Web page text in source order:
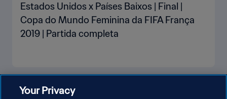
Estados Unidos x Países Baixos | Final |
Copa do Mundo Feminina da FIFA França
2019 | Partida completa
Your Privacy